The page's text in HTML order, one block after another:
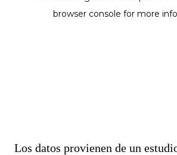
Los datos provienen de un